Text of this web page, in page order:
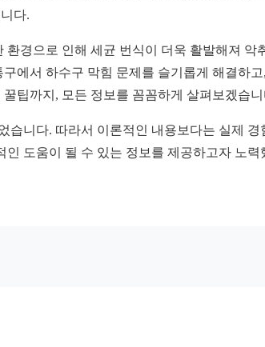
다.
경으로 인해 세균 번식이 더욱 활발해져 악
에서 하수구 막힘 문제를 슬기롭게 해결하
팁까지, 모든 정보를 꼼꼼하게 살펴보겠습니
니다. 따라서 이론적인 내용보다는 실제
도움이 될 수 있는 정보를 제공하고자 노